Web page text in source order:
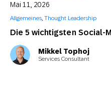
Die 5 wichtigsten Social-
Mai 11, 2026
Allgemeines, Thought Leadership
Mikkel Tophoj
Services Consultant